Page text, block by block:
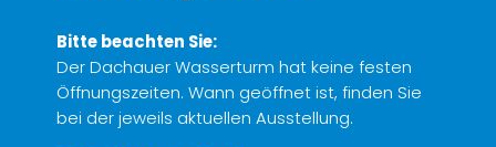
Bitte beachten Sie:
Der Dachauer Wasserturm hat keine festen
Öffnungszeiten. Wann geöffnet ist, finden Sie
bei der jeweils aktuellen Ausstellung.